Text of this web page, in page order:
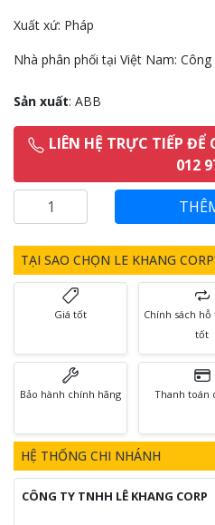
Xuất xứ: Pháp
Nhà phân phối tại Việt Nam:
Sản xuất: ABB
LIÊN HỆ TRỰC TIẾP
012
TẠI SAO CHỌN LE KHANG
Giá tốt
Chính sách
tốt
Bảo hành chính hãng Thanh toán
HỆ THỐNG CHI NHÁNH
CÔNG TY TNHH LÊ KHANG CORP